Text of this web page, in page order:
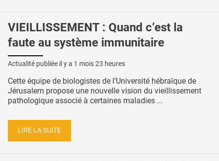
VIEILLISSEMENT : Quand c’est la
faute au système immunitaire
Actualité publiée il y a 1 mois 23 heures
Cette équipe de biologistes de l’Université hébraïque de
Jérusalem propose une nouvelle vision du vieillissement
pathologique associé à certaines maladies ...
LIRE LA SUITE